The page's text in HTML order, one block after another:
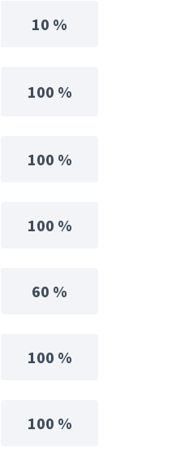
10 %
100 %
100 %
100 %
60 %
100 %
100 %